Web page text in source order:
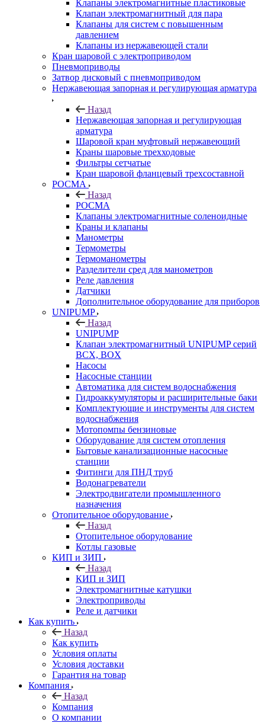
Клапаны электромагнитные пластиковые
Клапан электромагнитный для пара
Клапаны для систем с повышенным
давлением
Клапаны из нержавеющей стали
Кран шаровой с электроприводом
Пневмоприводы
Затвор дисковый с пневмоприводом
Нержавеющая запорная и регулирующая арматура
Назад
Нержавеющая запорная и регулирующая
арматура
Шаровой кран муфтовый нержавеющий
Краны шаровые трехходовые
Фильтры сетчатые
Кран шаровой фланцевый трехсоставной
РОСМА
Назад
РОСМА
Клапаны электромагнитные соленоидные
Краны и клапаны
Манометры
Термометры
Термоманометры
Разделители сред для манометров
Реле давления
Датчики
Дополнительное оборудование для приборов
UNIPUMP
Назад
UNIPUMP
Клапан электромагнитный UNIPUMP серий
BCX, BOX
Насосы
Насосные станции
Автоматика для систем водоснабжения
Гидроаккумуляторы и расширительные баки
Комплектующие и инструменты для систем
водоснабжения
Мотопомпы бензиновые
Оборудование для систем отопления
Бытовые канализационные насосные
станции
Фитинги для ПНД труб
Водонагреватели
Электродвигатели промышленного
назначения
Отопительное оборудование
Назад
Отопительное оборудование
Котлы газовые
КИП и ЗИП
Назад
КИП и ЗИП
Электромагнитные катушки
Электроприводы
Реле и датчики
Как купить
Назад
Как купить
Условия оплаты
Условия доставки
Гарантия на товар
Компания
Назад
Компания
О компании